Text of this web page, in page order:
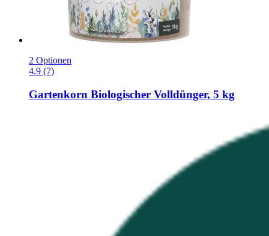
2 Optionen
4.9 (7)
Gartenkorn Biologischer Volldünger, 5 kg